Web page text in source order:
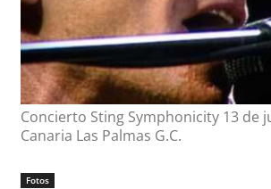
Concierto Sting Symphonicity 13 de
Canaria Las Palmas G.C.
Fotos